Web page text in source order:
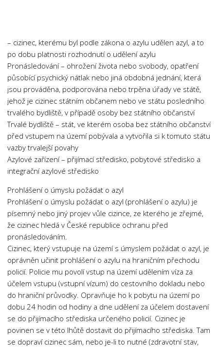
Ekologie
Ekonomie
Fyzika
Informatika
Jazyky
Management
Marketing
Němčina
Občanská nauka
Pedagogika
Právo
Psychologie a Sociologie
Společenské vědy
Technika
Účetnictví
Zdravotnictví
Zeměpis
Novinky
– cizinec, kterému byl podle zákona o azylu udělen azyl, a to
po dobu platnosti rozhodnutí o udělení azylu
Pronásledování – ohrožení života nebo svobody, opatření
působící psychický nátlak nebo jiná obdobná jednání, která
jsou prováděna, podporována nebo trpěna úřady ve státě,
jehož je cizinec státním občanem nebo ve státu posledního
trvalého bydliště, v případě osoby bez státního občanství
Trvalé bydliště – stát, ve kterém osoba bez státního občanství
před vstupem na území pobývala a vytvořila si k tomuto státu
vazby trvalejší povahy
Azylové zařízení – přijímací středisko, pobytové středisko a
integrační azylové středisko
Prohlášení o úmyslu požádat o azyl
Prohlášení o úmyslu požádat o azyl (prohlášení o azylu) je
písemný nebo jiný projev vůle cizince, ze kterého je zřejmé,
že cizinec hledá v České republice ochranu před
pronásledováním.
Cizinec, který vstupuje na území s úmyslem požádat o azyl, je
oprávněn učinit prohlášení o azylu na hraničním přechodu
policií. Policie mu povolí vstup na území udělením víza za
účelem vstupu (vstupní vízum) do cestovního dokladu nebo
do hraniční průvodky. Opravňuje ho k pobytu na území po
dobu 24 hodin od hodiny a dne udělení za účelem dostavení
se do přijímacího střediska určeného policií. Cizinec je
povinen se v této lhůtě dostavit do přijímacího střediska. Tam
se dopraví cizinec sám, nebo je-li to nutné (zdravotní stav,